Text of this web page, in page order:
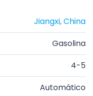
Jiangxi, China
Gasolina
4-5
Automático